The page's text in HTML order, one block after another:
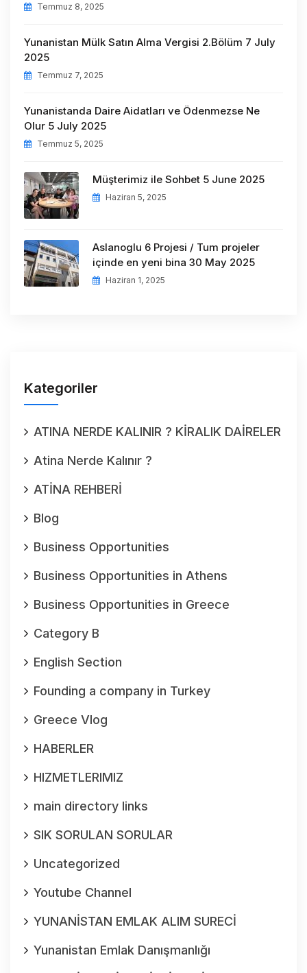
Temmuz 8, 2025
Yunanistan Mülk Satın Alma Vergisi 2.Bölüm 7 July
2025
Temmuz 7, 2025
Yunanistanda Daire Aidatları ve Ödenmezse Ne
Olur 5 July 2025
Temmuz 5, 2025
Müşterimiz ile Sohbet 5 June 2025
Haziran 5, 2025
Aslanoglu 6 Projesi / Tum projeler
içinde en yeni bina 30 May 2025
Haziran 1, 2025
Kategoriler
ATINA NERDE KALINIR ? KİRALIK DAİRELER
Atina Nerde Kalınır ?
ATİNA REHBERİ
Blog
Business Opportunities
Business Opportunities in Athens
Business Opportunities in Greece
Category B
English Section
Founding a company in Turkey
Greece Vlog
HABERLER
HIZMETLERIMIZ
main directory links
SIK SORULAN SORULAR
Uncategorized
Youtube Channel
YUNANİSTAN EMLAK ALIM SURECİ
Yunanistan Emlak Danışmanlığı